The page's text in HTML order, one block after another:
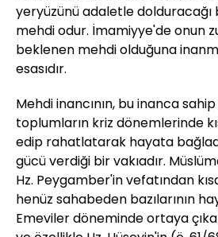
yeryüzünü adaletle dolduracağı
mehdi odur. İmamiyye'de onun
beklenen mehdi olduğuna
esasıdır.
Mehdi inancının, bu inanca
toplumların kriz dönemlerinde
edip rahatlatarak hayata
gücü verdiği bir vakıadır.
Hz. Peygamber'in vefatından
henüz sahabeden bazılarının
Emeviler döneminde ortaya